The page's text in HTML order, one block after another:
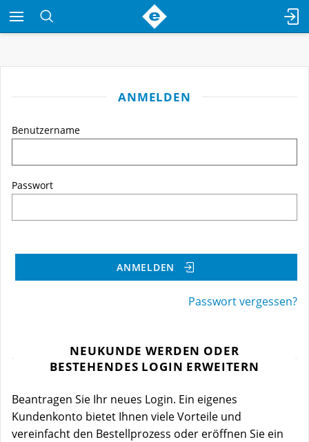
ANMELDEN
Benutzername
Passwort
ANMELDEN
Passwort vergessen?
NEUKUNDE WERDEN ODER
BESTEHENDES LOGIN ERWEITERN
Beantragen Sie Ihr neues Login. Ein eigenes
Kundenkonto bietet Ihnen viele Vorteile und
vereinfacht den Bestellprozess oder eröffnen Sie ein